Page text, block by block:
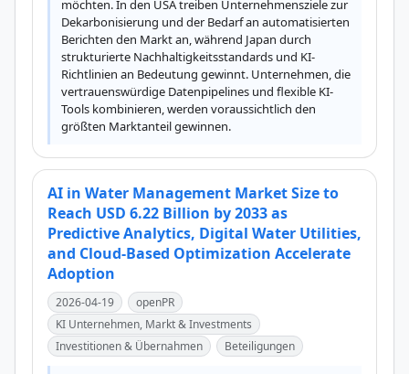
möchten. In den USA treiben Unternehmensziele zur
Dekarbonisierung und der Bedarf an automatisierten
Berichten den Markt an, während Japan durch
strukturierte Nachhaltigkeitsstandards und KI-
Richtlinien an Bedeutung gewinnt. Unternehmen, die
vertrauenswürdige Datenpipelines und flexible KI-
Tools kombinieren, werden voraussichtlich den
größten Marktanteil gewinnen.
AI in Water Management Market Size to
Reach USD 6.22 Billion by 2033 as
Predictive Analytics, Digital Water Utilities,
and Cloud-Based Optimization Accelerate
Adoption
2026-04-19
openPR
KI Unternehmen, Markt & Investments
Investitionen & Übernahmen
Beteiligungen